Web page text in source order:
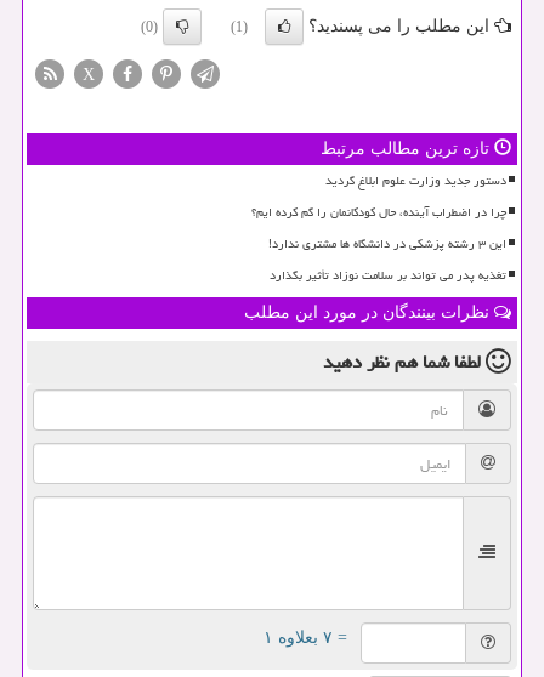
این مطلب را می پسندید؟ (1)
(0)
X
تازه ترین مطالب مرتبط
دستور جدید وزارت علوم ابلاغ گردید
چرا در اضطراب آینده، حال کودکانمان را گم کرده ایم؟
این ۳ رشته پزشکی در دانشگاه ها مشتری ندارد!
تغذیه پدر می تواند بر سلامت نوزاد تأثیر بگذارد
نظرات بینندگان در مورد این مطلب
لطفا شما همنظر دهید
= ۷ بعلاوه ۱